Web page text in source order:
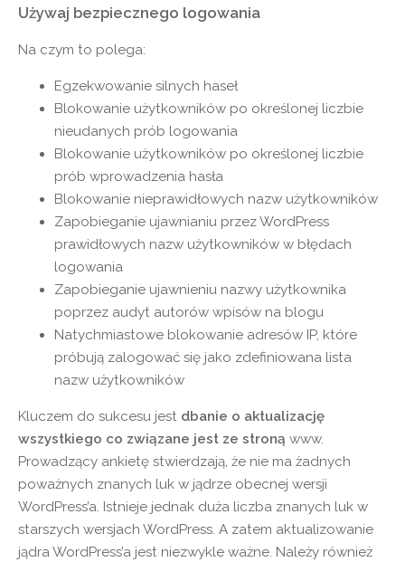
Używaj bezpiecznego logowania
Na czym to polega:
Egzekwowanie silnych haseł
Blokowanie użytkowników po określonej liczbie
nieudanych prób logowania
Blokowanie użytkowników po określonej liczbie
prób wprowadzenia hasła
Blokowanie nieprawidłowych nazw użytkowników
Zapobieganie ujawnianiu przez WordPress
prawidłowych nazw użytkowników w błędach
logowania
Zapobieganie ujawnieniu nazwy użytkownika
poprzez audyt autorów wpisów na blogu
Natychmiastowe blokowanie adresów IP, które
próbują zalogować się jako zdefiniowana lista
nazw użytkowników
Kluczem do sukcesu jest dbanie o aktualizację
wszystkiego co związane jest ze stroną www.
Prowadzący ankietę stwierdzają, że nie ma żadnych
poważnych znanych luk w jądrze obecnej wersji
WordPress’a. Istnieje jednak duża liczba znanych luk w ​​
starszych wersjach WordPress. A zatem aktualizowanie
jądra WordPress’a jest niezwykle ważne. Należy również